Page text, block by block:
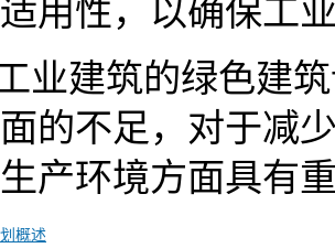
用性，以确保工
业建筑的绿色建
的不足，对于减
产环境方面具有
概述